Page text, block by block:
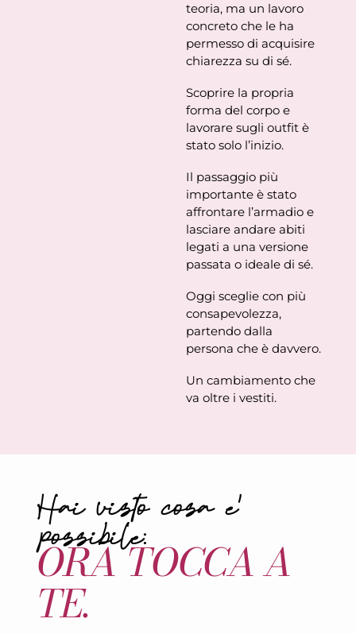
teoria, ma un lavoro
concreto che le ha
permesso di acquisire
chiarezza su di sé.
Scoprire la propria
forma del corpo e
lavorare sugli outfit è
stato solo l’inizio.
Il passaggio più
importante è stato
affrontare l’armadio e
lasciare andare abiti
legati a una versione
passata o ideale di sé.
Oggi sceglie con più
consapevolezza,
partendo dalla
persona che è davvero.
Un cambiamento che
va oltre i vestiti.
Hai visto cosa e'
possibile:
ORA TOCCA A
TE.